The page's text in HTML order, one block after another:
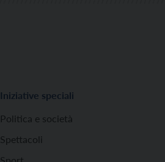
Iniziative speciali
Politica e società
Spettacoli